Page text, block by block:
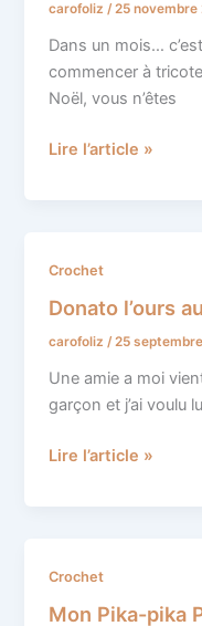
carofoliz/25 novembre
Dans un mois…
commencer à
Noël, vous n’êtes
au
crochet
Lire l’article »
Crochet
Donato l’ours
carofoliz/25
Une amie a moi
garçon et j’ai voulu
Donato
l’ours
au
crochet
trop
mignon
Lire l’article »
Crochet
Mon Pika-pika
Mon
Pika-